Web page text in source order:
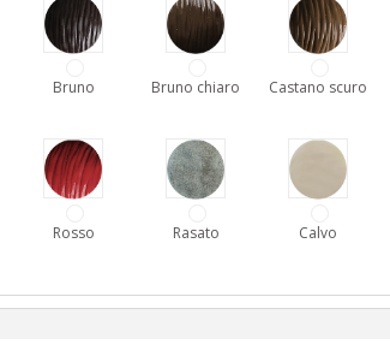
Bruno Bruno chiaro Castano scuro
Rosso Rasato Calvo